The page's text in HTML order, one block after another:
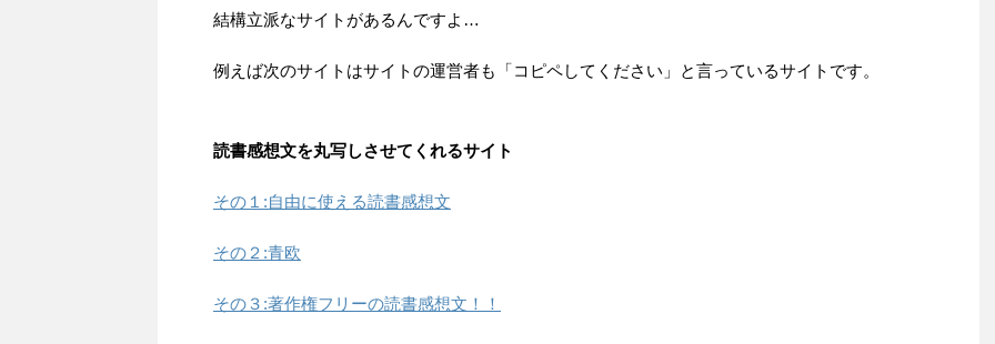
結構立派なサイトがあるんですよ…
例えば次のサイトはサイトの運営者も「コピペしてください」と言っているサイトです。
読書感想文を丸写しさせてくれるサイト
その１:自由に使える読書感想文
その２:青欧
その３:著作権フリーの読書感想文！！